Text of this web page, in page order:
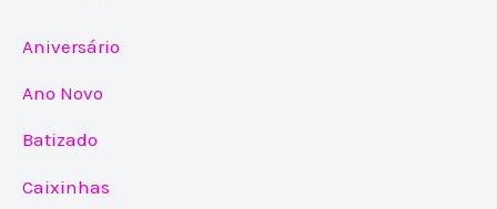
Aniversário
Ano Novo
Batizado
Caixinhas